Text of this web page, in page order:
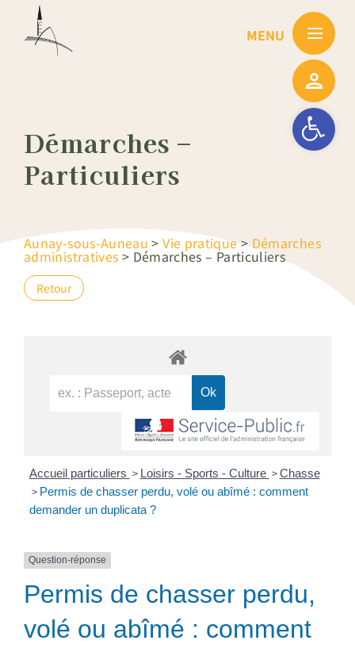
Ouvrir la
Démarches –
Particuliers
Aunay-sous-Auneau >Vie pratique>Démarches
administratives > Démarches – Particuliers
Retour
Accueil particuliers > Loisirs - Sports - Culture > Chasse
> Permis de chasser perdu, volé ou abîmé : comment
demander un duplicata ?
Question-réponse
Permis de chasser perdu,
volé ou abîmé : comment